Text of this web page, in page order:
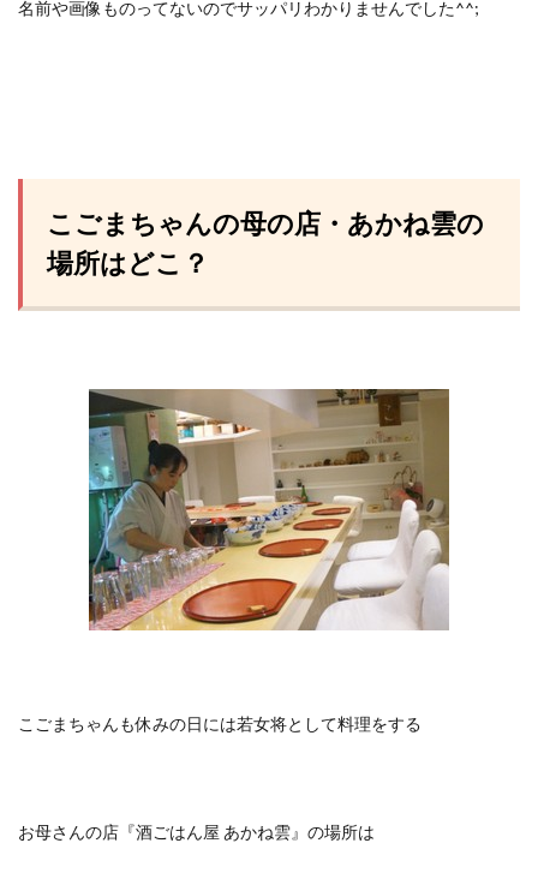
名前や画像ものってないのでサッパリわかりませんでした^^;
こごまちゃんの母の店・あかね雲の
場所はどこ？
こごまちゃんも休みの日には若女将として料理をする
お母さんの店『酒ごはん屋 あかね雲』の場所は